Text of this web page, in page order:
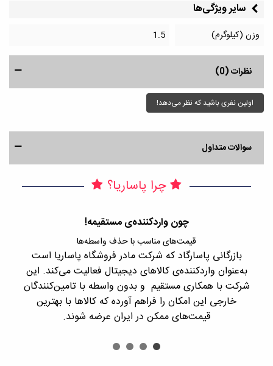
سایر ویژگی‌ها
وزن (کیلوگرم) 1.5
نظرات (0)
اولین نفری باشید که نظر می‌دهد!
سوالات متداول
چرا پاساریا؟
چون واردکننده‌ی مستقیمه!
قیمت‌های مناسب با حذف واسطه‌ها
بازرگانی پاسارگاد که شرکت مادر فروشگاه پاساریا است
به‌عنوان واردکننده‌ی کالاهای دیجیتال فعالیت می‌کند. این
شرکت با همکاری مستقیم و بدون واسطه با تامین‌کنندگان
خارجی این امکان را فراهم آورده که کالاها با بهترین
قیمت‌های ممکن در ایران عرضه شوند.